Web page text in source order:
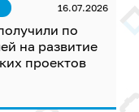
16.07.2026
по
на развитие
проектов